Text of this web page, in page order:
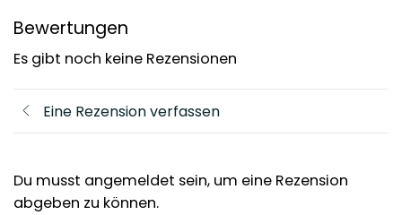
Bewertungen
Es gibt noch keine Rezensionen
Eine Rezension verfassen
Du musst angemeldet sein, um eine Rezension
abgeben zu können.